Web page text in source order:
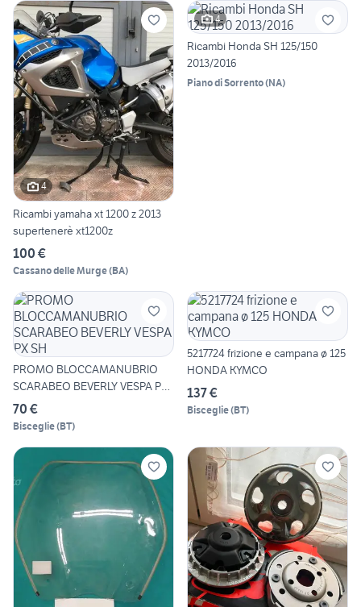
4
Ricambi yamaha xt 1200 z 2013
supertenerè xt1200z
100 €
Cassano delle Murge(BA)
4
Ricambi Honda SH 125/150
2013/2016
Piano di Sorrento(NA)
PROMO BLOCCAMANUBRIO
SCARABEO BEVERLY VESPA PX
SH
70 €
Bisceglie(BT)
5217724 frizione e campana ø 125
HONDA KYMCO
137 €
Bisceglie(BT)